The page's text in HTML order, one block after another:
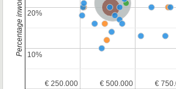
Nederland
Provincie Zuid-Holland
€ 250.000
€ 250.000 € 500.000
€ 500.000 €
€
10%
10%
20%
20%